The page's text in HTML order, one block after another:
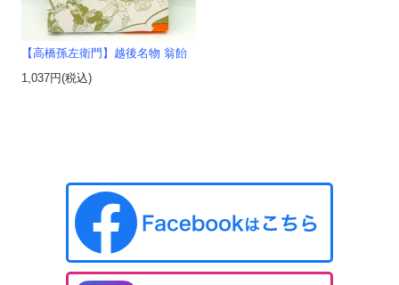
【高橋孫左衛門】越後名物 翁飴
1,037円(税込)